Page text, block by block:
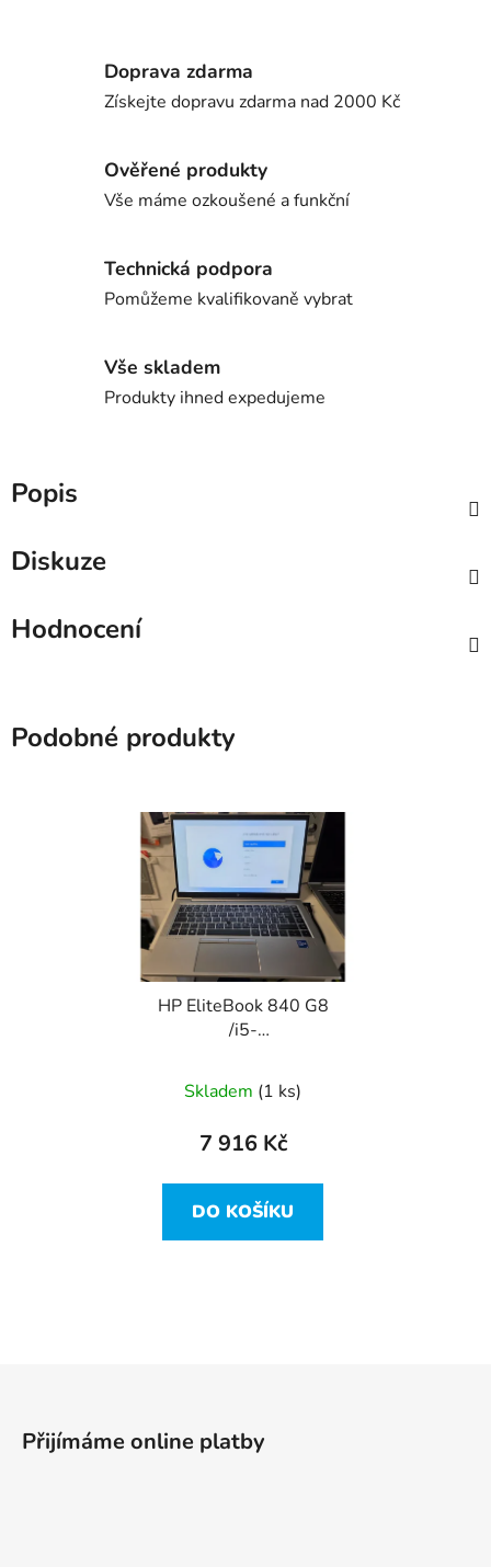
Doprava zdarma
Získejte dopravu zdarma nad 2000 Kč
Ověřené produkty
Vše máme ozkoušené a funkční
Technická podpora
Pomůžeme kvalifikovaně vybrat
Vše skladem
Produkty ihned expedujeme
Popis
Diskuze
Hodnocení
Podobné produkty
HP EliteBook 840 G8
/i5-
Skladem (1 ks)
7 916 Kč
DO KOŠÍKU
Přijímáme online platby